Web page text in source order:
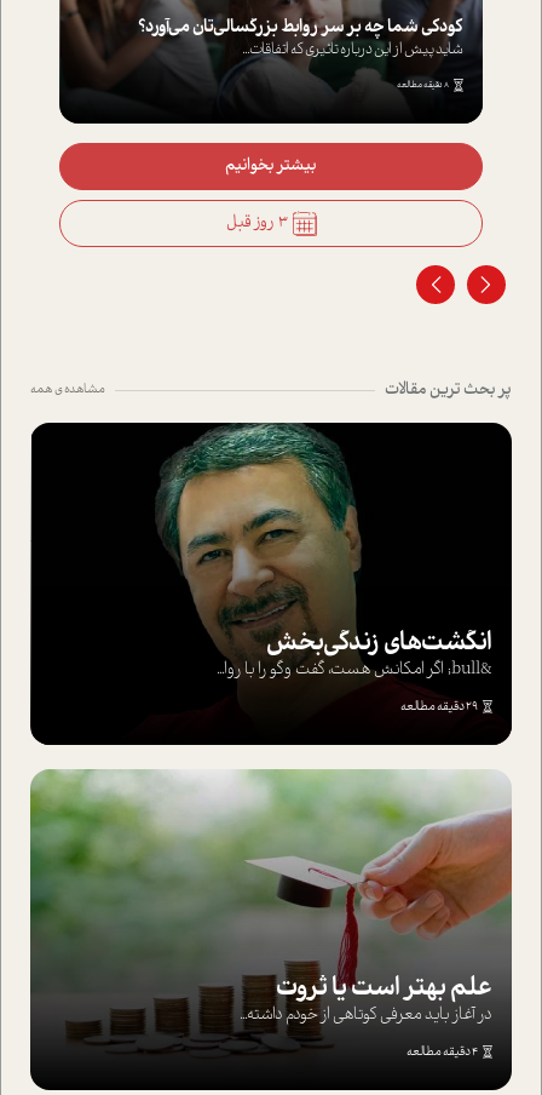
کودکی شما چه بر سر روابط بزرگسالی‌تان می‌آورد؟
شاید پیش از این درباره تاثیری که اتفاقات...
8 دقیقه مطالعه
بیشتر بخوانیم
3 روز قبل
پر بحث ترین مقالات مشاهده ی همه
انگشت‌های‌ زندگی‌بخش
&bull; اگر امکانش هست، گفت وگو را با روا...
29 دقیقه مطالعه
علم بهتر است یا ثروت
در آغاز باید معرفی کوتاهی از خودم داشته...
4 دقیقه مطالعه